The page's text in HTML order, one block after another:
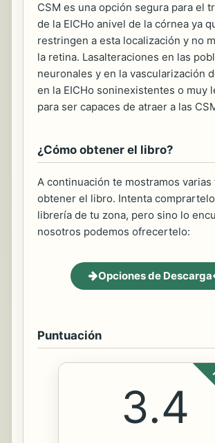
CSM es una opción segura para el
de la EICHo anivel de la córnea ya
restringen a esta localización y no
la retina. Lasalteraciones en las
neuronales y en la vascularización
en la EICHo soninexistentes o muy
para ser capaces de atraer a las
¿Cómo obtener el libro?
A continuación te mostramos varias
obtener el libro. Intenta
librería de tu zona, pero sino lo
nosotros podemos ofrecertelo:
Opciones de Descarga
Puntuación
3.4